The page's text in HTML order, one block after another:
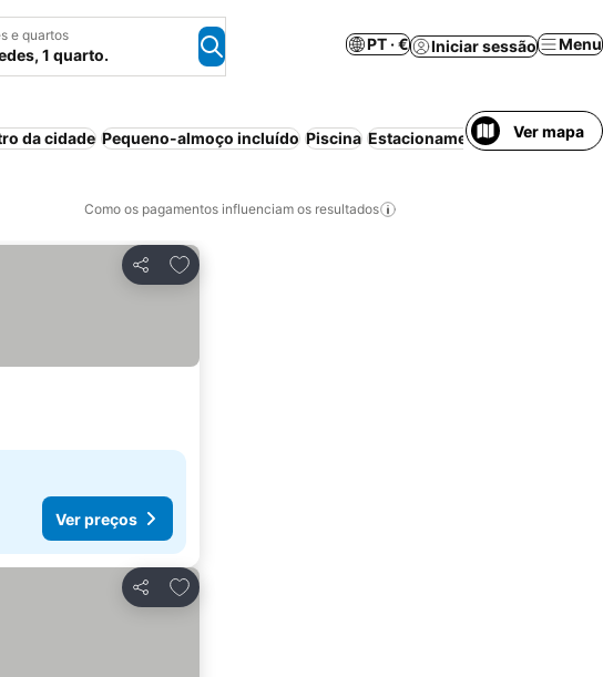
e quartos
1 quarto.
PT · € Iniciar sessão Menu
da cidade Pequeno-almoço incluído Piscina Estacionamento Praia
Ver mapa
Como os pagamentos influenciam os resultados
Partilhar
Adicionar aos favoritos
Ver preços
Partilhar
Adicionar aos favoritos